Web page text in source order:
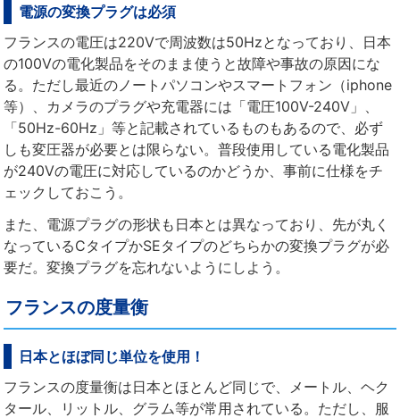
電源の変換プラグは必須
フランスの電圧は220Vで周波数は50Hzとなっており、日本
の100Vの電化製品をそのまま使うと故障や事故の原因にな
る。ただし最近のノートパソコンやスマートフォン（iphone
等）、カメラのプラグや充電器には「電圧100V-240V」、
「50Hz-60Hz」等と記載されているものもあるので、必ず
しも変圧器が必要とは限らない。普段使用している電化製品
が240Vの電圧に対応しているのかどうか、事前に仕様をチ
ェックしておこう。
また、電源プラグの形状も日本とは異なっており、先が丸く
なっているCタイプかSEタイプのどちらかの変換プラグが必
要だ。変換プラグを忘れないようにしよう。
フランスの度量衡
日本とほぼ同じ単位を使用！
フランスの度量衡は日本とほとんど同じで、メートル、ヘク
タール、リットル、グラム等が常用されている。ただし、服